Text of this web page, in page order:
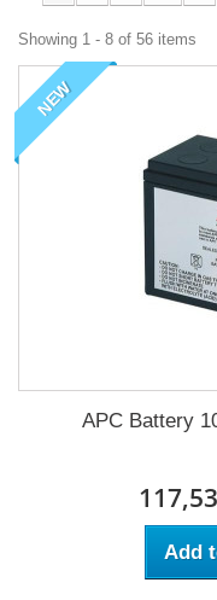
Showing 1 - 8 of 56 items
NEW
APC Battery
Add